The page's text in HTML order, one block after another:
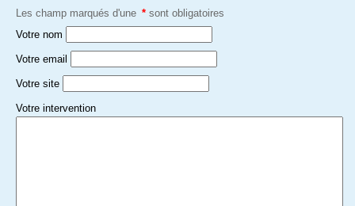
Les champ marqués d'une * sont obligatoires
Votre nom
Votre email
Votre site
Votre intervention